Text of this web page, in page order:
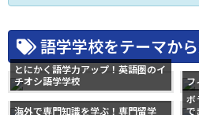
語学学校をテーマか
とにかく語学力アップ！英語圏のイ
チオシ語学学校
フ
海外で専門知識を学ぶ！専門留学
ボ
で